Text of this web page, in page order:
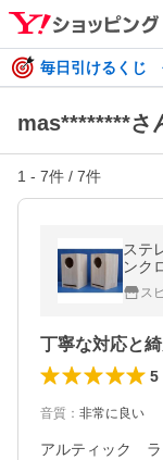
毎日引けるくじ
mas********さ
1 - 7件 / 7件
ステレオス
ンク
メイ
ス
丁寧な対応と
5
音質 ： 非常に良い
アルティック　